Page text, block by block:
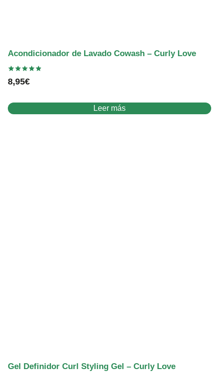
Acondicionador de Lavado Cowash – Curly Love
Valorado
con
8,95€
Leer más
Gel Definidor Curl Styling Gel – Curly Love